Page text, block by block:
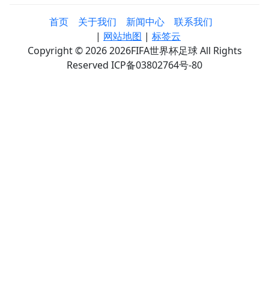
首页 关于我们 新闻中心
联系我们
| 网站地图 | 标签云
Copyright © 2026 2026FIFA世界杯足球 All Rights
Reserved ICP备03802764号-80